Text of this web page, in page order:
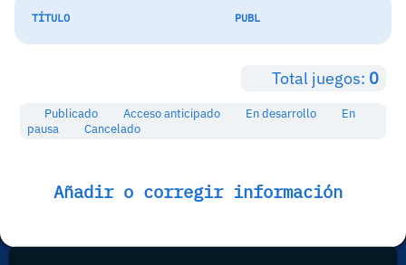
TÍTULO PUBL
Total juegos: 0
Publicado Acceso anticipado En desarrollo
En
pausa
Cancelado
Añadir o corregir información